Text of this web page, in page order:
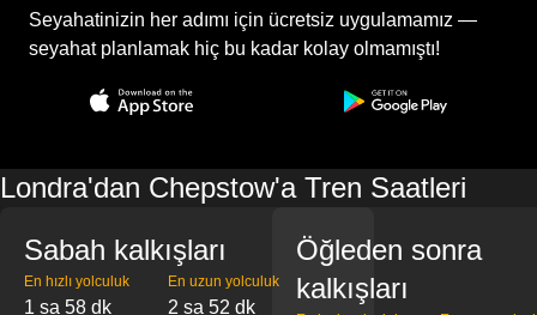
Seyahatinizin her adımı için ücretsiz uygulamamız —
seyahat planlamak hiç bu kadar kolay olmamıştı!
Londra'dan Chepstow'a Tren Saatleri
Sabah kalkışları
En hızlı yolculuk
1 sa 58 dk
En uzun yolculuk
2 sa 52 dk
Öğleden sonra
kalkışları